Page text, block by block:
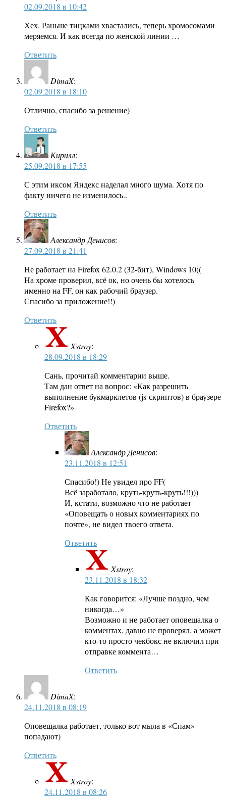
02.09.2018 в 10:42
Хех. Раньше тицками хвастались, теперь хромосомами
меряемся. И как всегда по женской линии …
Ответить
DimaX:
02.09.2018 в 18:10
Отлично, спасибо за решение)
Ответить
Кирилл:
25.09.2018 в 17:55
С этим иксом Яндекс наделал много шума. Хотя по
факту ничего не изменилось..
Ответить
Александр Денисов:
27.09.2018 в 21:41
Не работает на Firefox 62.0.2 (32-бит), Windows 10((
На хроме проверил, всё ок, но очень бы хотелось
именно на FF, он как рабочий браузер.
Спасибо за приложение!!)
Ответить
Xstroy:
28.09.2018 в 18:29
Сань, прочитай комментарии выше.
Там дан ответ на вопрос: «Как разрешить
выполнение букмарклетов (js-скриптов) в браузере
Firefox?»
Ответить
Александр Денисов:
23.11.2018 в 12:51
Спасибо!) Не увидел про FF(
Всё заработало, круть-круть-круть!!!)))
И, кстати, возможно что не работает
«Оповещать о новых комментариях по
почте», не видел твоего ответа.
Ответить
Xstroy:
23.11.2018 в 18:32
Как говорится: «Лучше поздно, чем
никогда…»
Возможно и не работает оповещалка о
комментах, давно не проверял, а может
кто-то просто чекбокс не включил при
отправке коммента…
Ответить
DimaX:
24.11.2018 в 08:19
Оповещалка работает, только вот мыла в «Спам»
попадают)
Ответить
Xstroy:
24.11.2018 в 08:26